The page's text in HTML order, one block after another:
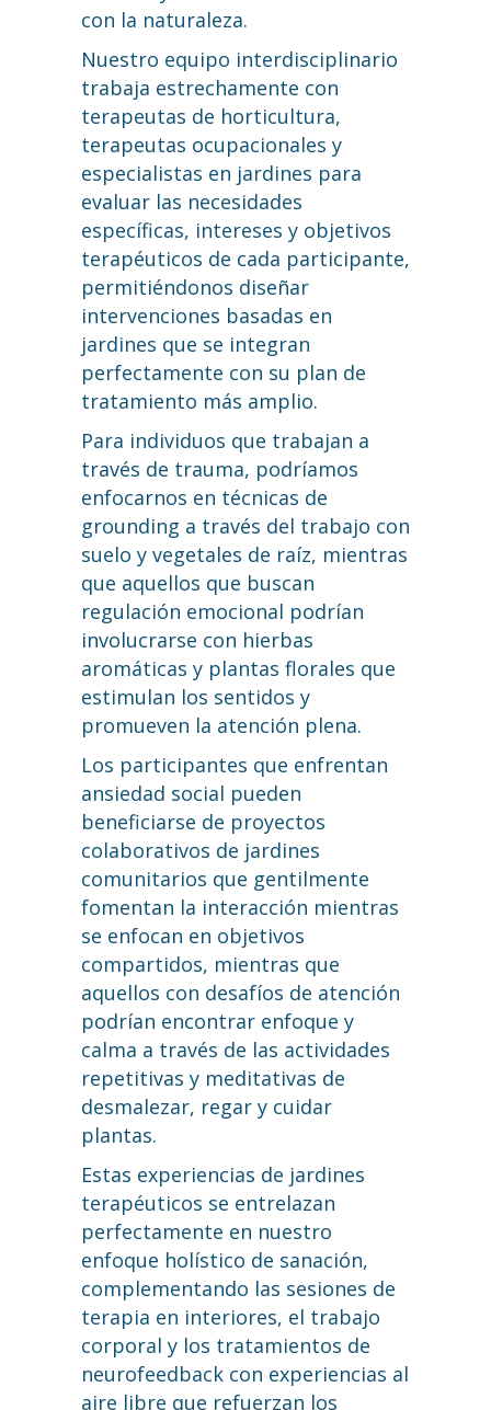
con la naturaleza.
Nuestro equipo interdisciplinario
trabaja estrechamente con
terapeutas de horticultura,
terapeutas ocupacionales y
especialistas en jardines para
evaluar las necesidades
específicas, intereses y objetivos
terapéuticos de cada participante,
permitiéndonos diseñar
intervenciones basadas en
jardines que se integran
perfectamente con su plan de
tratamiento más amplio.
Para individuos que trabajan a
través de trauma, podríamos
enfocarnos en técnicas de
grounding a través del trabajo con
suelo y vegetales de raíz, mientras
que aquellos que buscan
regulación emocional podrían
involucrarse con hierbas
aromáticas y plantas florales que
estimulan los sentidos y
promueven la atención plena.
Los participantes que enfrentan
ansiedad social pueden
beneficiarse de proyectos
colaborativos de jardines
comunitarios que gentilmente
fomentan la interacción mientras
se enfocan en objetivos
compartidos, mientras que
aquellos con desafíos de atención
podrían encontrar enfoque y
calma a través de las actividades
repetitivas y meditativas de
desmalezar, regar y cuidar
plantas.
Estas experiencias de jardines
terapéuticos se entrelazan
perfectamente en nuestro
enfoque holístico de sanación,
complementando las sesiones de
terapia en interiores, el trabajo
corporal y los tratamientos de
neurofeedback con experiencias al
aire libre que refuerzan los